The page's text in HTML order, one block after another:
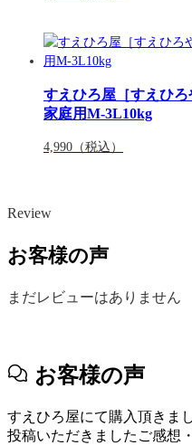
すえひろ屋［すえひ
家庭用M-3L10kg
4,990 （税込）
Review
お客様の声
まだレビューはありません
お客様の声
すえひろ屋にて購入頂きま
投稿いただきましたご感想